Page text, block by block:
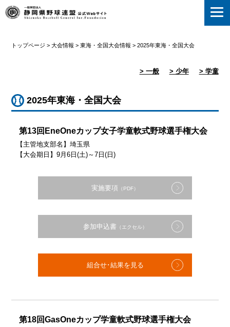
静岡県野球連盟
トップページ >大会情報 >東海・全国大会情報 >2025年東海・全国大会
> 一般 > 少年 > 学童
2025年東海・全国大会
第13回EneOneカップ女子学童軟式野球選手権大会
【主管地支部名】埼玉県
【大会期日】9月6日(土)～7日(日)
実施要項 （PDF）
参加申込書 （エクセル）
組合せ･結果を見る
第18回GasOneカップ学童軟式野球選手権大会